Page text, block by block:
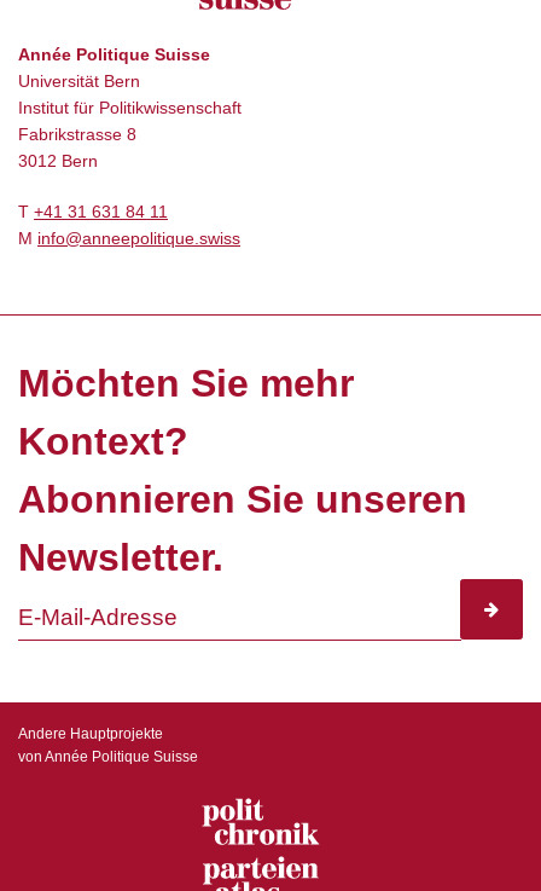
Année Politique Suisse
Universität Bern
Institut für Politikwissenschaft
Fabrikstrasse 8
3012 Bern
T +41 31 631 84 11
M info@anneepolitique.swiss
Möchten Sie mehr
Kontext?
Abonnieren Sie unseren
Newsletter.
Andere Hauptprojekte
von Année Politique Suisse